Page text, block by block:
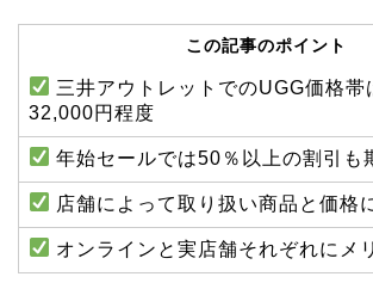
この記事のポイント
三井アウトレットでのUGG価格帯
32,000円程度
年始セールでは50％以上の割引も
店舗によって取り扱い商品と価格
オンラインと実店舗それぞれにメ